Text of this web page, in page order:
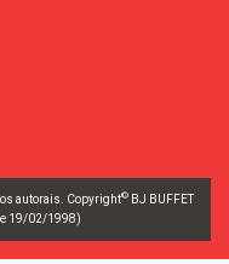
autorais. Copyright© BJ BUFFET
19/02/1998)